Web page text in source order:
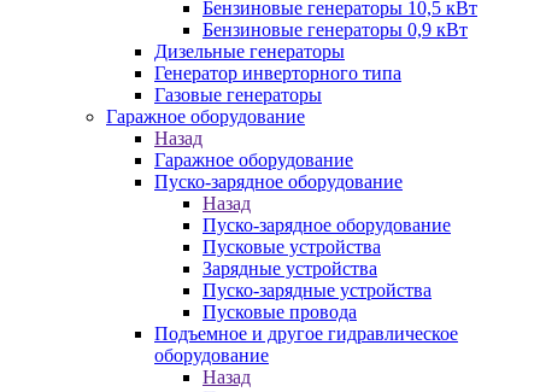
Бензиновые генераторы 10,5 кВт
Бензиновые генераторы 0,9 кВт
Дизельные генераторы
Генератор инверторного типа
Газовые генераторы
Гаражное оборудование
Назад
Гаражное оборудование
Пуско-зарядное оборудование
Назад
Пуско-зарядное оборудование
Пусковые устройства
Зарядные устройства
Пуско-зарядные устройства
Пусковые провода
Подъемное и другое гидравлическое
оборудование
Назад